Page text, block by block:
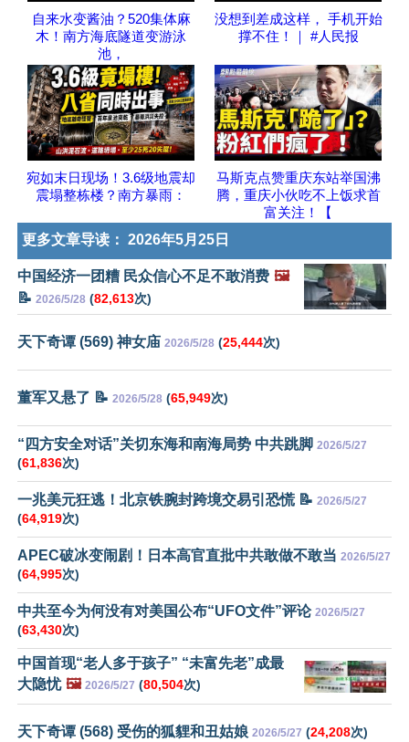
自来水变酱油？520集体麻
木！南方海底隧道变游泳
池，
没想到差成这样， 手机开始
撑不住！｜ #人民报
宛如末日现场！3.6级地震却
震塌整栋楼？南方暴雨：
马斯克点赞重庆东站举国沸
腾，重庆小伙吃不上饭求首
富关注！【
更多文章导读： 2026年5月25日
中国经济一团糟 民众信心不足不敢消费 🖼️
📝 2026/5/28 (82,613次)
天下奇谭 (569) 神女庙 2026/5/28 (25,444次)
董军又悬了 📝 2026/5/28 (65,949次)
“四方安全对话”关切东海和南海局势 中共跳脚 2026/5/27
(61,836次)
一兆美元狂逃！北京铁腕封跨境交易引恐慌 📝 2026/5/27
(64,919次)
APEC破冰变闹剧！日本高官直批中共敢做不敢当 2026/5/27
(64,995次)
中共至今为何没有对美国公布“UFO文件”评论 2026/5/27
(63,430次)
中国首现“老人多于孩子” “未富先老”成最
大隐忧 🖼️ 2026/5/27 (80,504次)
天下奇谭 (568) 受伤的狐貍和丑姑娘 2026/5/27 (24,208次)